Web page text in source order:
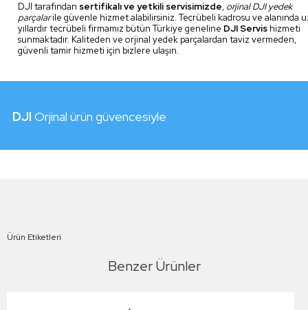
DJI tarafından sertifikalı ve yetkili servisimizde, orjinal DJI yedek
parçalarile güvenle hizmet alabilirsiniz. Tecrübeli kadrosu ve alanında
yıllardır tecrübeli firmamız bütün Türkiye geneline DJI Servis hizmeti
sunmaktadır. Kaliteden ve orjinal yedek parçalardan taviz vermeden,
güvenli tamir hizmeti için bizlere ulaşın.
DJI Orjinal ürün güvencesiyle
Ürün Etiketleri
Benzer Ürünler